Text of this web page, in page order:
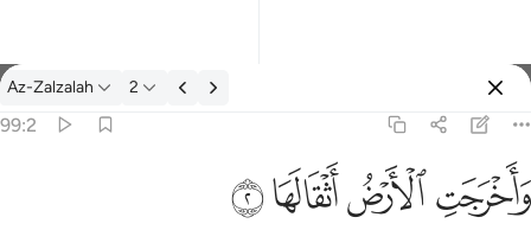
Tafsir: Az-Zalzalah 99:2
Az-Zalzalah 2
99:2
ﱺﱻﱼﱽ